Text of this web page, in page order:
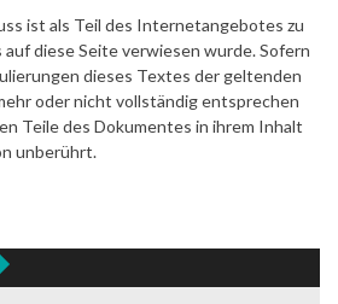
ist als Teil des Internetangebotes zu
diese Seite verwiesen wurde. Sofern
dieses Textes der geltenden
oder nicht vollständig entsprechen
Teile des Dokumentes in ihrem Inhalt
unberührt.